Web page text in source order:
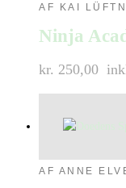
AF KAI
Ninja
kr. 250,00
AF ANNE